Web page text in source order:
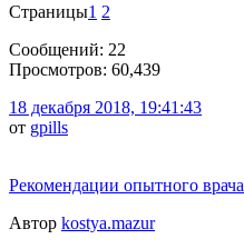
Страницы1 2
Сообщений: 22
Просмотров: 60,439
18 декабря 2018, 19:41:43
от gpills
Рекомендации опытного врача
Автор kostya.mazur